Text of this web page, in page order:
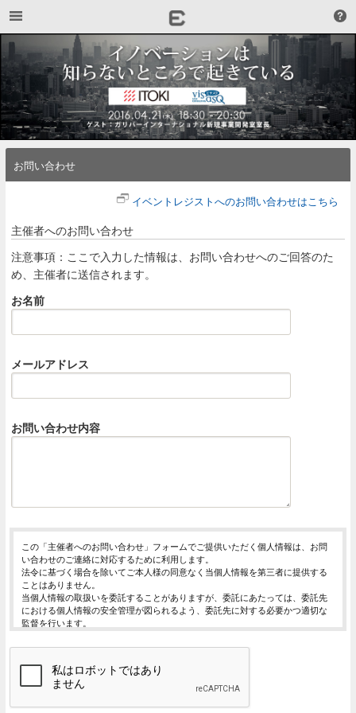
お問い合わせ
イベントレジストへのお問い合わせはこちら
主催者へのお問い合わせ
注意事項：ここで入力した情報は、お問い合わせへのご回答のた
め、主催者に送信されます。
お名前
メールアドレス
お問い合わせ内容
この「主催者へのお問い合わせ」フォームでご提供いただく個人情報は、お問
い合わせのご連絡に対応するために利用します。
法令に基づく場合を除いてご本人様の同意なく当個人情報を第三者に提供する
ことはありません。
当個人情報の取扱いを委託することがありますが、委託にあたっては、委託先
における個人情報の安全管理が図られるよう、委託先に対する必要かつ適切な
監督を行います。
止・消去および第三者への提供の停止（「開示等」といいます。）を受け付け
開示等の求めは、以下の「個人情報苦情及び相談窓口」で受け付けます。
ご入力頂く情報の提供は任意となっております。ただし、正確な情報をご提供